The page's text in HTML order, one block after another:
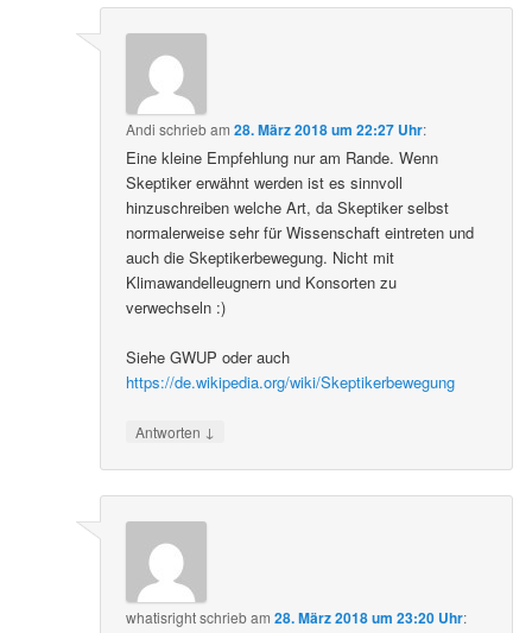
Andi schriebam28. März 2018 um 22:27 Uhr:
Eine kleine Empfehlung nur am Rande. Wenn
Skeptiker erwähnt werden ist es sinnvoll
hinzuschreiben welche Art, da Skeptiker selbst
normalerweise sehr für Wissenschaft eintreten und
auch die Skeptikerbewegung. Nicht mit
Klimawandelleugnern und Konsorten zu
verwechseln :)
Siehe GWUP oder auch
https://de.wikipedia.org/wiki/Skeptikerbewegung
Antworten ↓
whatisrightschriebam28. März 2018 um 23:20 Uhr: